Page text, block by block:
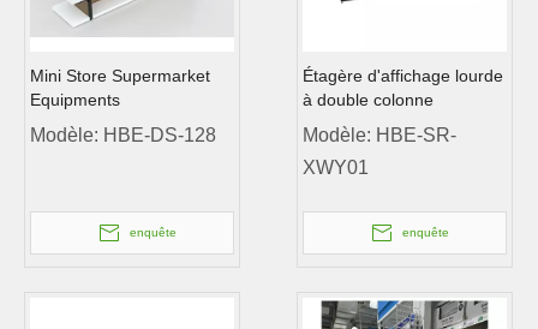
Mini Store Supermarket
Equipments
Modèle: HBE-DS-128
enquête
Étagère d'affichage lourde
à double colonne
Modèle: HBE-SR-
XWY01
enquête